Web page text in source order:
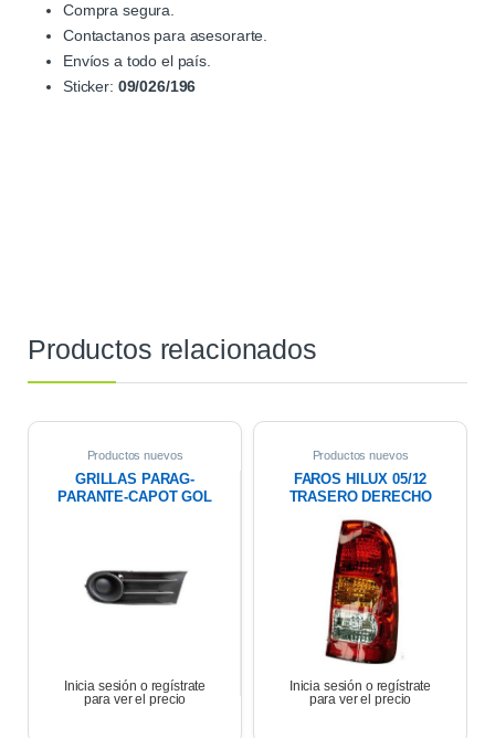
Compra segura.
Contactanos para asesorarte.
Envíos a todo el país.
Sticker: 09/026/196
Productos relacionados
Productos nuevos
GRILLAS PARAG-
PARANTE-CAPOT GOL
Inicia sesión o regístrate
para ver el precio
Productos nuevos
FAROS HILUX 05/12
TRASERO DERECHO
Inicia sesión o regístrate
para ver el precio